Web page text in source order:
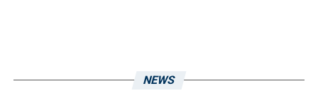
NEWS